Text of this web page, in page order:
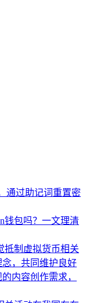
通过助记词重置密
钱包吗？一文理清
抵制虚拟货币相关
，共同维护良好
内容创作需求，